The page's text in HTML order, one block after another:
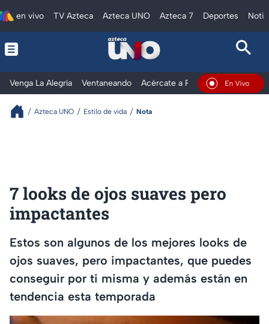
en vivo TV Azteca Azteca UNO Azteca 7 Deportes
Venga La Alegría Ventaneando Acércate a Rocío Al Extremo
En Vivo
Azteca UNO Estilo de vida Nota
7 looks de ojos suaves pero
impactantes
Estos son algunos de los mejores looks de
ojos suaves, pero impactantes, que puedes
conseguir por ti misma y además están en
tendencia esta temporada